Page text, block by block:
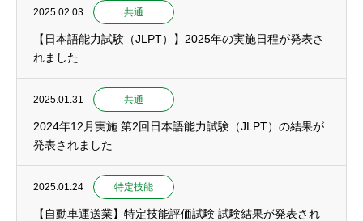
2025.02.03 共通
【日本語能力試験（JLPT）】2025年の実施日程が発表さ
れました
2025.01.31 共通
2024年12月実施 第2回日本語能力試験（JLPT）の結果が
発表されました
2025.01.24 特定技能
【自動車運送業】特定技能評価試験 試験結果が発表され